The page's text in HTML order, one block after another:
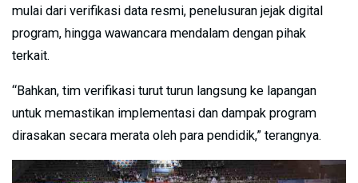
mulai dari verifikasi data resmi, penelusuran jejak digital
program, hingga wawancara mendalam dengan pihak
terkait.
“Bahkan, tim verifikasi turut turun langsung ke lapangan
untuk memastikan implementasi dan dampak program
dirasakan secara merata oleh para pendidik,” terangnya.